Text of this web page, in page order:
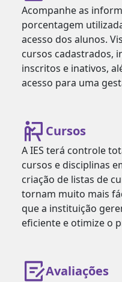
Acompanhe as
porcentagem
acesso dos alunos.
cursos cadastrados,
inscritos e inativos,
acesso para uma
Cursos
A IES terá controle
cursos e disciplinas
criação de listas de
tornam muito mais
que a instituição
eficiente e otimize o
Avaliações